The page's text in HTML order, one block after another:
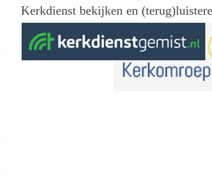
Kerkdienst bekijken en